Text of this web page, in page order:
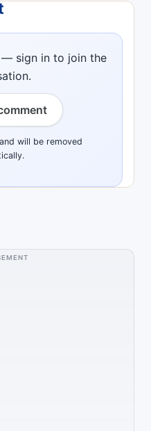
sign in to join the
will be removed